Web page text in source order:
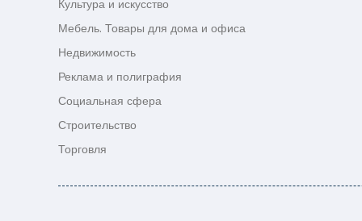
Культура и искусство
Мебель. Товары для дома и офиса
Недвижимость
Реклама и полиграфия
Социальная сфера
Строительство
Торговля